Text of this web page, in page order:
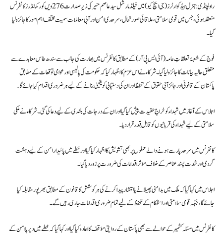
راولپنڈی: جنرل ہیڈکوارٹرز (جی ایچ کیو) میں فیلڈ مارشل سید عاصم منیر کی زیرِ صدارت 276ویں کور کمانڈرز کانفرنس
منعقد ہوئی، جس میں قومی سلامتی، علاقائی صورتحال، سرحدی امن اور آبی معاملات سمیت مختلف اہم امور کا جائزہ لیا
گیا۔
فوج کے شعبۂ تعلقاتِ عامہ (آئی ایس پی آر) کے مطابق کانفرنس میں بھارت کی جانب سے سندھ طاس معاہدے سے
متعلق حالیہ بیانات کا جائزہ لیا گیا۔ شرکاء نے اس عزم کا اظہار کیا کہ حکومت کی پالیسی اور عوامی توقعات کے مطابق
پاکستان کے قانونی اور جائز آبی حقوق کے تحفظ اور ان کی دستیابی کو یقینی بنانے کے لیے ہر ضروری اقدام کیا جائے گا۔
اجلاس کے آغاز میں شہداء کو خراجِ عقیدت پیش کیا گیا اور ان کے درجات کی بلندی کے لیے دعا کی گئی۔ شرکاء نے ملکی
سلامتی کے لیے شہداء کی قربانیوں کو قابلِ قدر قرار دیا۔
کانفرنس میں سرحد پار سے ہونے والے حملوں پر بھی تشویش کا اظہار کیا گیا اور خطے میں پائیدار امن کے لیے دہشت
گردی اور شدت پسند عناصر کے خلاف مؤثر اقدامات کی ضرورت پر زور دیا گیا۔
اجلاس میں کہا گیا کہ ملک میں بدامنی پھیلانے یا انتشار پیدا کرنے کی ہر کوشش کا قانون کے مطابق بھرپور مقابلہ کیا
جائے گا، جبکہ قومی سلامتی اور استحکام کے تحفظ کے لیے تمام ضروری اقدامات جاری رہیں گے۔
کانفرنس میں مسئلہ کشمیر کے حوالے سے بھی پاکستان کے روایتی مؤقف کا اعادہ کیا گیا اور کہا گیا کہ خطے میں دیرپا امن کے